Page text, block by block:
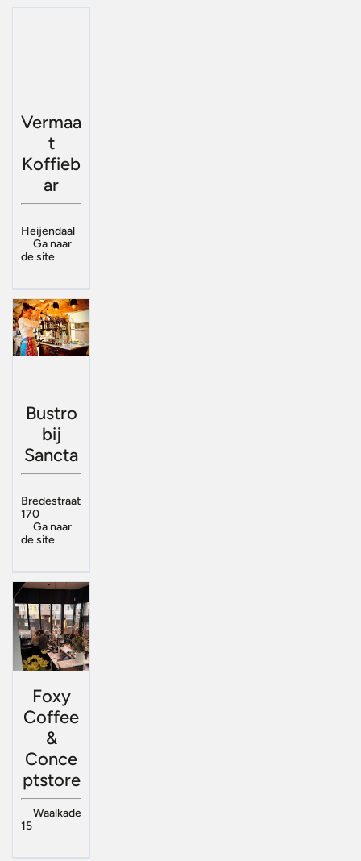
Vermaa
t
Koffieb
ar
Heijendaal
Ga naar
de site
Bustro
bij
Sancta
Bredestraat
170
Ga naar
de site
Foxy
Coffee
&
Conce
ptstore
Waalkade
15